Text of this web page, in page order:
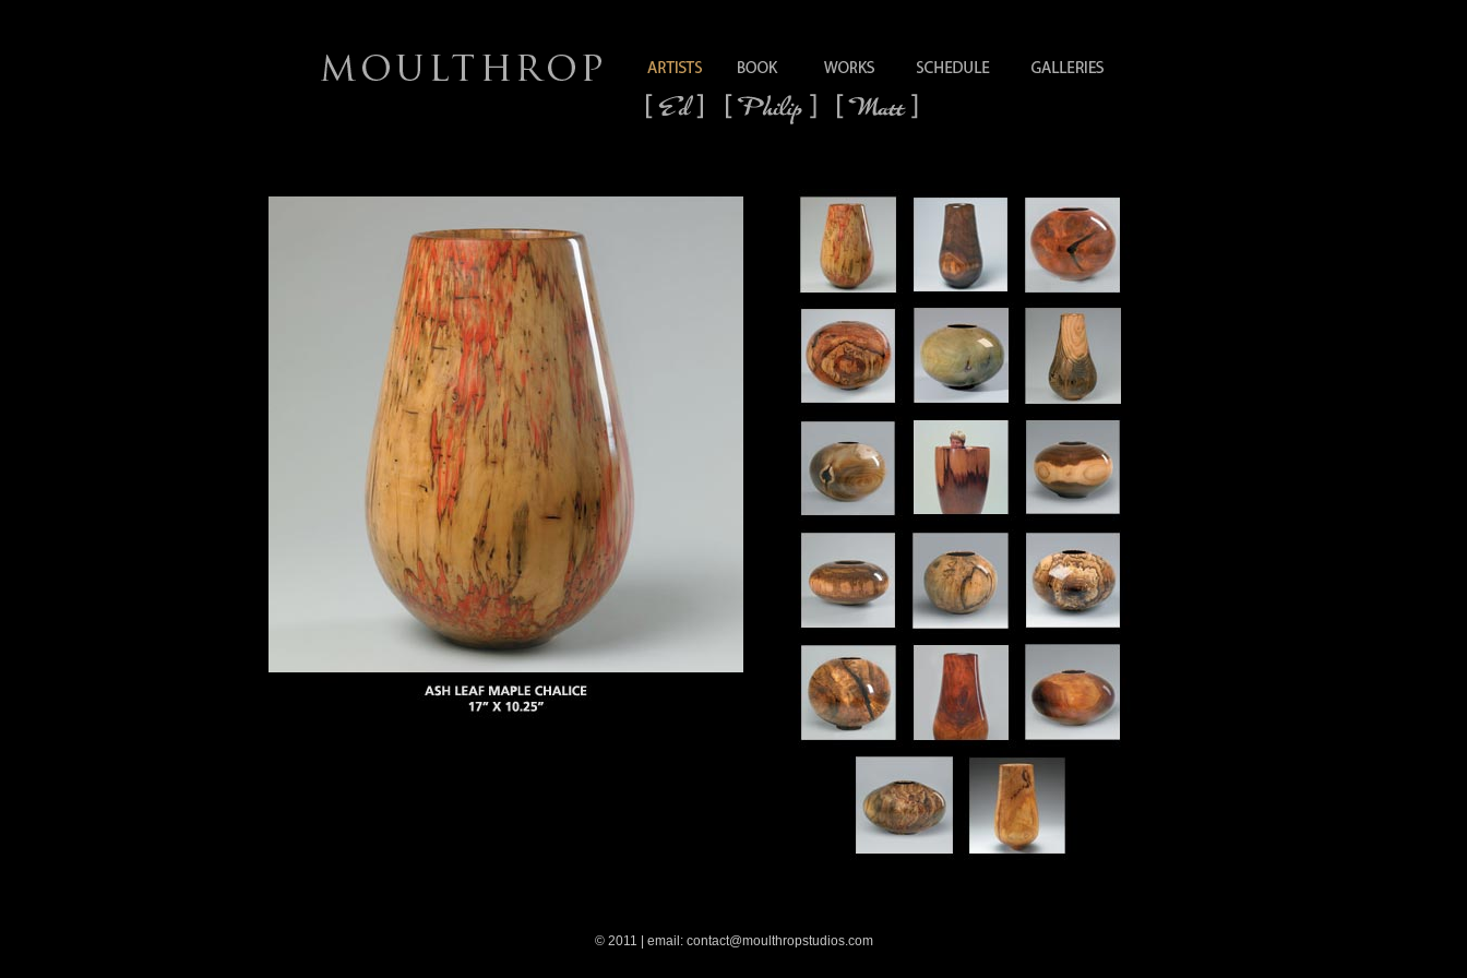
© 2011 | email: contact@moulthropstudios.com